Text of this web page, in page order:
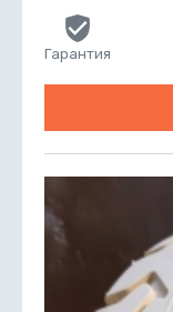
Гарантия